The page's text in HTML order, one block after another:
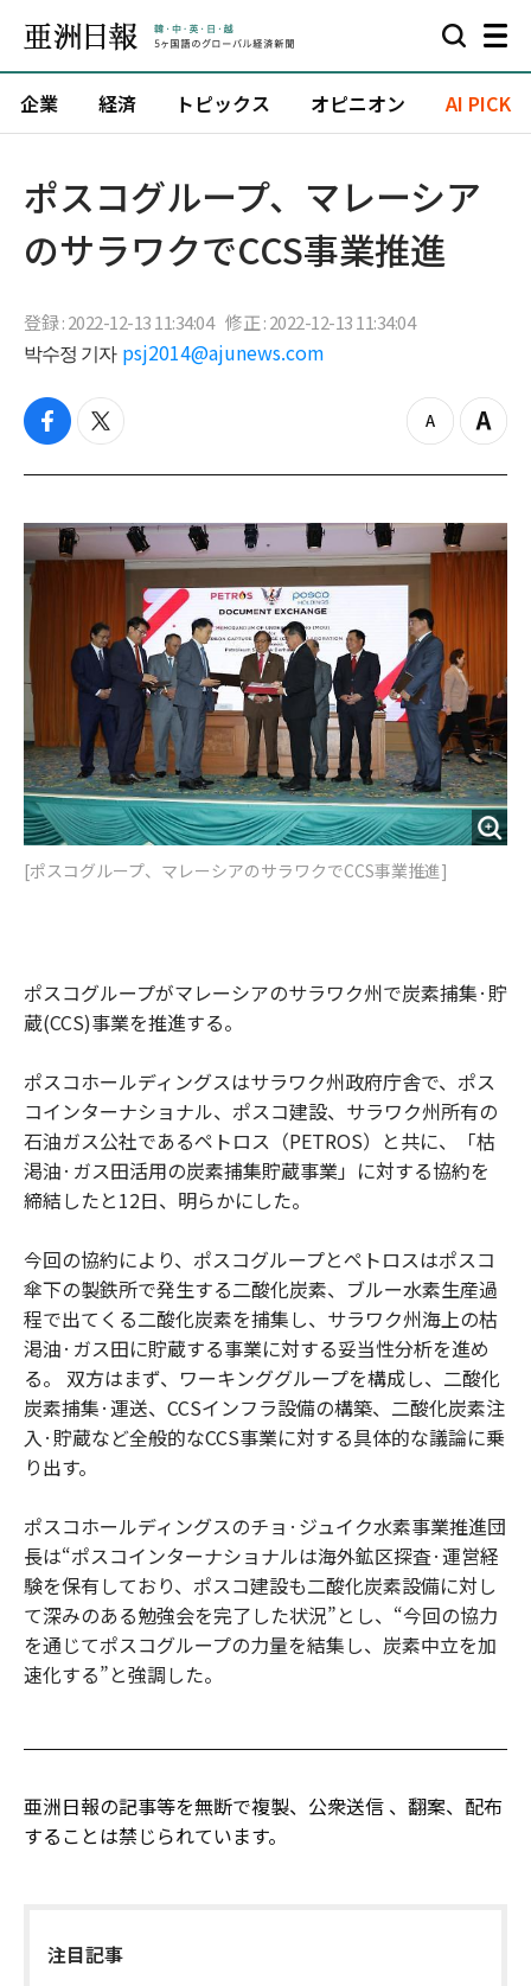
企業 経済 トピックス オピニオン AI PICK
ポスコグループ、マレーシア
のサラワクでCCS事業推進
登録 : 2022-12-13 11:34:04 修正 : 2022-12-13 11:34:04
박수정 기자 psj2014@ajunews.com
f
c
b
o
o
t
i
t
r
z
o
o
t
Z
o
i
n
[ポスコグループ、マレーシアのサラワクでCCS事業推進]
ポスコグループがマレーシアのサラワク州で炭素捕集·貯
蔵(CCS)事業を推進する。
ポスコホールディングスはサラワク州政府庁舎で、ポス
コインターナショナル、ポスコ建設、サラワク州所有の
石油ガス公社であるペトロス（PETROS）と共に、「枯
渇油·ガス田活用の炭素捕集貯蔵事業」に対する協約を
締結したと12日、明らかにした。
今回の協約により、ポスコグループとペトロスはポスコ
傘下の製鉄所で発生する二酸化炭素、ブルー水素生産過
程で出てくる二酸化炭素を捕集し、サラワク州海上の枯
渇油·ガス田に貯蔵する事業に対する妥当性分析を進め
る。 双方はまず、ワーキンググループを構成し、二酸化
炭素捕集·運送、CCSインフラ設備の構築、二酸化炭素注
入·貯蔵など全般的なCCS事業に対する具体的な議論に乗
り出す。
ポスコホールディングスのチョ·ジュイク水素事業推進団
長は“ポスコインターナショナルは海外鉱区探査·運営経
験を保有しており、ポスコ建設も二酸化炭素設備に対し
て深みのある勉強会を完了した状況”とし、“今回の協力
を通じてポスコグループの力量を結集し、炭素中立を加
速化する”と強調した。
亜洲日報の記事等を無断で複製、公衆送信 、翻案、配布
することは禁じられています。
注目記事